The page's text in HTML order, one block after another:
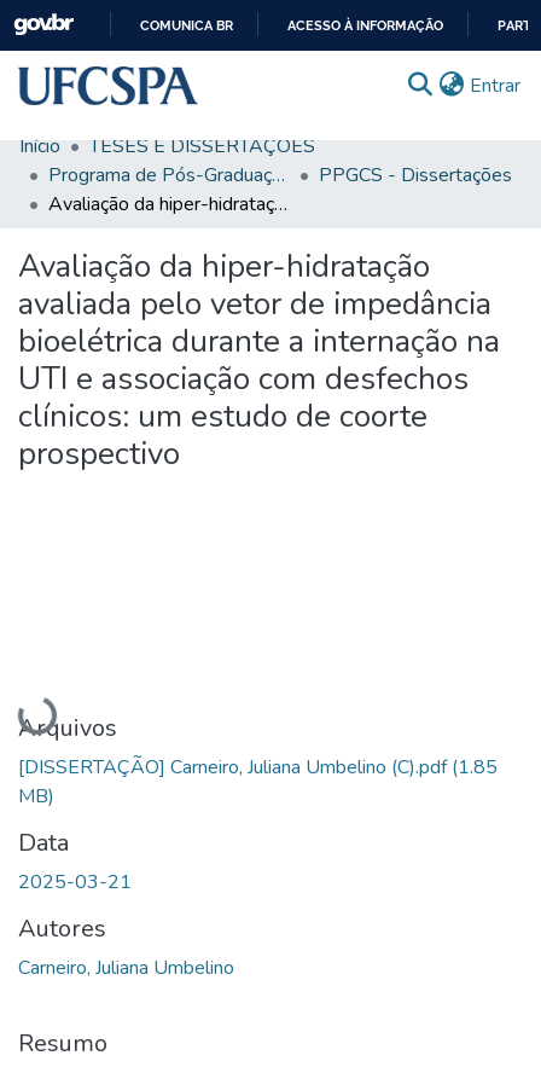
CONTEÚDO
COMUNICA BR ACESSO À INFORMAÇÃO
Entrar
Comunidades & Coleções
Busca Facetada
Estatísticas
Autoarquivamento
Sobre o RI-UFCSPA
FAQ
Ajuda
Início
TESES E DISSERTAÇÕES
Programa de Pós-Graduação em Ciências da Saúde
PPGCS - Dissertações
Avaliação da hiper-hidratação avaliada pelo vetor de impedância bioelétrica durante a internação na UTI e associação com desfechos clínicos: um estudo de coorte prospectivo
Avaliação da hiper-hidratação
avaliada pelo vetor de impedância
bioelétrica durante a internação na
UTI e associação com desfechos
clínicos: um estudo de coorte
prospectivo
Carregando...
Arquivos
[DISSERTAÇÃO] Carneiro, Juliana Umbelino (C).pdf(1.85
MB)
Data
2025-03-21
Autores
Carneiro, Juliana Umbelino
Resumo